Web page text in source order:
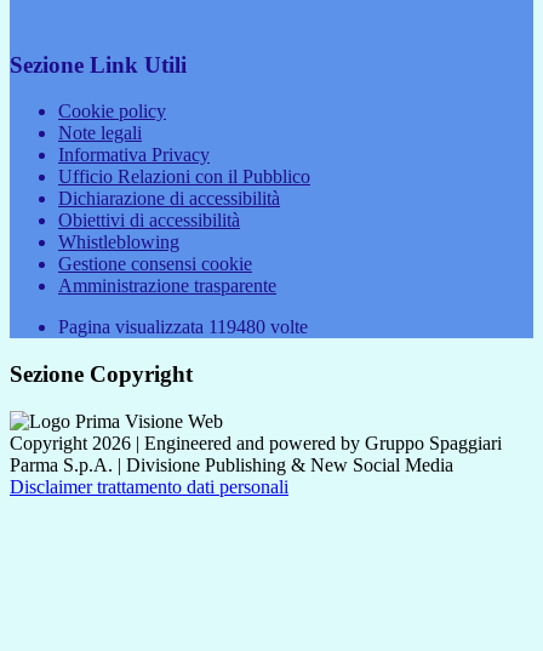
Sezione Link Utili
Cookie policy
Note legali
Informativa Privacy
Ufficio Relazioni con il Pubblico
Dichiarazione di accessibilità
Obiettivi di accessibilità
Whistleblowing
Gestione consensi cookie
Amministrazione trasparente
Pagina visualizzata 119480 volte
Sezione Copyright
Copyright 2026 | Engineered and powered by Gruppo Spaggiari
Parma S.p.A. | Divisione Publishing & New Social Media
Disclaimer trattamento dati personali